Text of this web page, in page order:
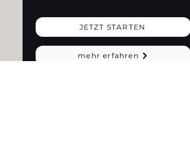
JETZT STARTEN
mehr erfahren